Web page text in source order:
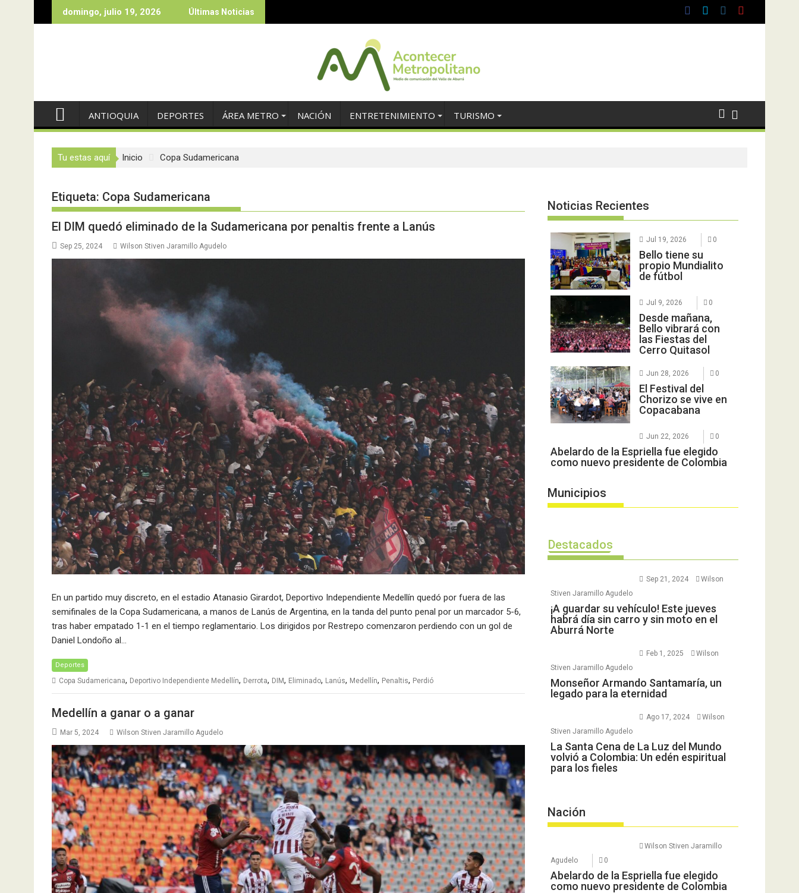
domingo, julio 19, 2026 Últimas Noticias
ANTIOQUIA DEPORTES ÁREA METRO NACIÓN ENTRETENIMIENTO TURISMO
Tu estas aquí Inicio Copa Sudamericana
Etiqueta: Copa Sudamericana
El DIM quedó eliminado de la Sudamericana por penaltis frente a Lanús
Sep 25, 2024 Wilson Stiven Jaramillo Agudelo
En un partido muy discreto, en el estadio Atanasio Girardot, Deportivo Independiente Medellín quedó por fuera de las
semifinales de la Copa Sudamericana, a manos de Lanús de Argentina, en la tanda del punto penal por un marcador 5-6,
tras haber empatado 1-1 en el tiempo reglamentario. Los dirigidos por Restrepo comenzaron perdiendo con un gol de
Daniel Londoño al…
Deportes
Copa Sudamericana, Deportivo Independiente Medellín, Derrota, DIM, Eliminado, Lanús, Medellín, Penaltis, Perdió
Medellín a ganar o a ganar
Mar 5, 2024 Wilson Stiven Jaramillo Agudelo
Noticias Recientes
Jul 19, 2026 0
Bello tiene su
propio Mundialito
de fútbol
Jul 9, 2026 0
Desde mañana,
Bello vibrará con
las Fiestas del
Cerro Quitasol
Jun 28, 2026 0
El Festival del
Chorizo se vive en
Copacabana
Jun 22, 2026 0
Abelardo de la Espriella fue elegido
como nuevo presidente de Colombia
Municipios
Destacados
Sep 21, 2024
Wilson
Stiven Jaramillo Agudelo
¡A guardar su vehículo! Este jueves
habrá día sin carro y sin moto en el
Aburrá Norte
Feb 1, 2025
Wilson
Stiven Jaramillo Agudelo
Monseñor Armando Santamaría, un
legado para la eternidad
Ago 17, 2024
Wilson
Stiven Jaramillo Agudelo
La Santa Cena de La Luz del Mundo
volvió a Colombia: Un edén espiritual
para los fieles
Nación
Wilson Stiven Jaramillo
Agudelo
0
Abelardo de la Espriella fue elegido
como nuevo presidente de Colombia